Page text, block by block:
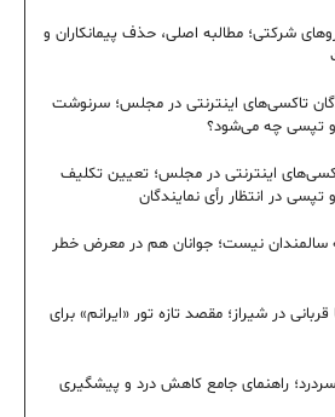
شرکتی؛ مطالبه اصلی، حذف پیمانکاران و
تاکسی‌های اینترنتی در مجلس؛ سرنوشت
تپسی چه می‌شود؟
اینترنتی در مجلس؛ تعیین تکلیف
در انتظار رأی نمایندگان
سالمندان نیست؛ جوانان هم در معرض خطر
در شیراز؛ مقصد تازه تور «ایرانم» برای
سردرد؛ راهنمای جامع کاهش درد و پیشگیری